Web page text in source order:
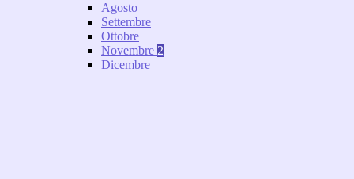
Agosto
Settembre
Ottobre
Novembre 2
Dicembre